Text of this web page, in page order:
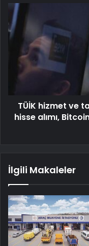
TÜİK hizmet ve
hisse alımı,
İlgili Makaleler